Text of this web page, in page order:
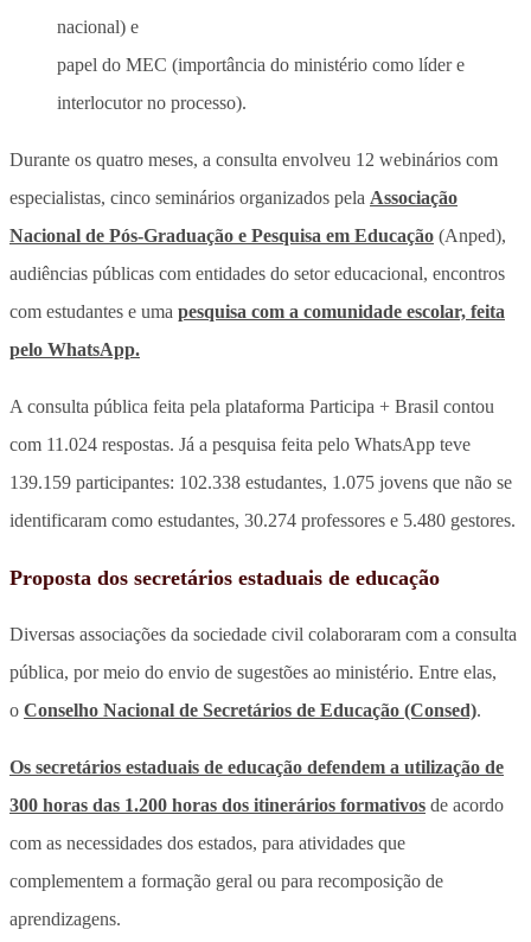
nacional) e
papel do MEC (importância do ministério como líder e
interlocutor no processo).
Durante os quatro meses, a consulta envolveu 12 webinários com
especialistas, cinco seminários organizados pela Associação
Nacional de Pós-Graduação e Pesquisa em Educação (Anped),
audiências públicas com entidades do setor educacional, encontros
com estudantes e uma pesquisa com a comunidade escolar, feita
pelo WhatsApp.
A consulta pública feita pela plataforma Participa + Brasil contou
com 11.024 respostas. Já a pesquisa feita pelo WhatsApp teve
139.159 participantes: 102.338 estudantes, 1.075 jovens que não se
identificaram como estudantes, 30.274 professores e 5.480 gestores.
Proposta dos secretários estaduais de educação
Diversas associações da sociedade civil colaboraram com a consulta
pública, por meio do envio de sugestões ao ministério. Entre elas,
o Conselho Nacional de Secretários de Educação (Consed).
Os secretários estaduais de educação defendem a utilização de
300 horas das 1.200 horas dos itinerários formativos de acordo
com as necessidades dos estados, para atividades que
complementem a formação geral ou para recomposição de
aprendizagens.